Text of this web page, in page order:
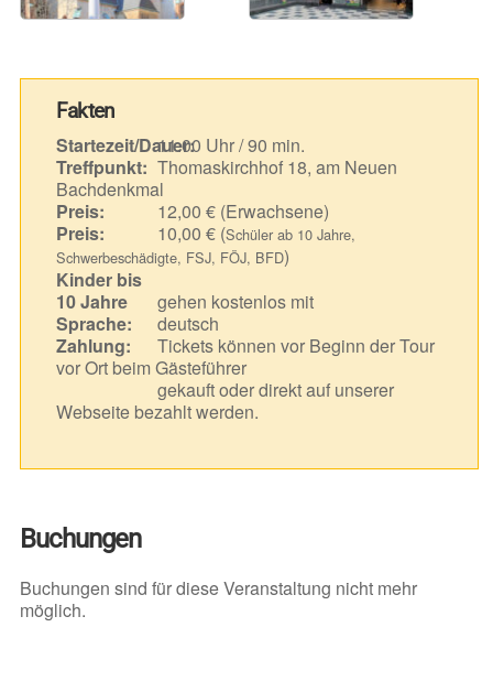
Fakten
Startezeit/Dauer:11.00 Uhr / 90 min.
Treffpunkt: Thomaskirchhof 18, am Neuen
Bachdenkmal
Preis:
12,00 € (Erwachsene)
Preis:
10,00 € (Schüler ab 10 Jahre,
Schwerbeschädigte, FSJ, FÖJ, BFD)
Kinder bis
10 Jahre
gehen kostenlos mit
Sprache:
deutsch
Zahlung:
Tickets können vor Beginn der Tour
vor Ort beim Gästeführer
gekauft oder direkt auf unserer
Webseite bezahlt werden.
Buchungen
Buchungen sind für diese Veranstaltung nicht mehr
möglich.